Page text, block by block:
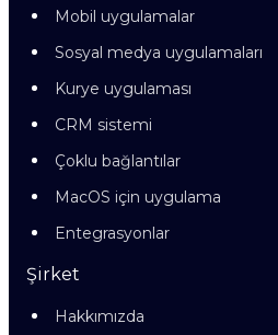
Mobil uygulamalar
Sosyal medya uygulamaları
Kurye uygulaması
CRM sistemi
Çoklu bağlantılar
MacOS için uygulama
Entegrasyonlar
Şirket
Hakkımızda